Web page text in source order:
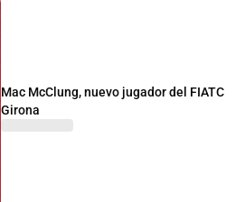
Mac McClung, nuevo jugador del FIATC
Girona